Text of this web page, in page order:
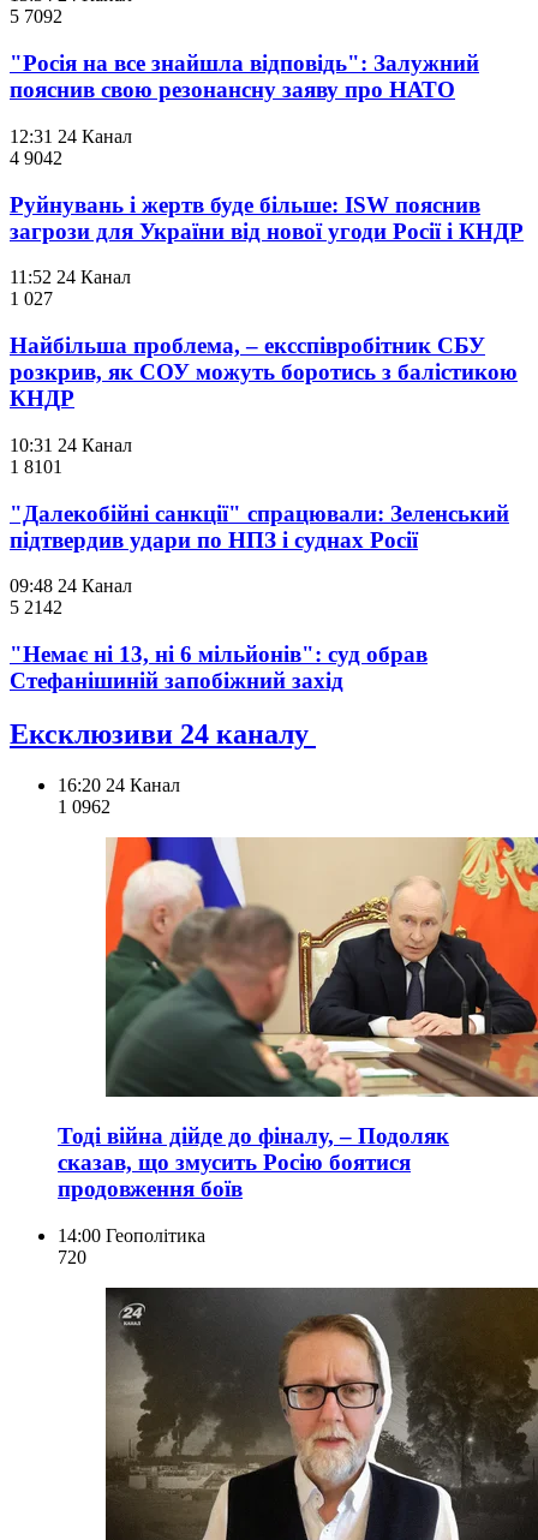
5 7092
"Росія на все знайшла відповідь": Залужний
пояснив свою резонансну заяву про НАТО
12:31 24 Канал
4 9042
Руйнувань і жертв буде більше: ISW пояснив
загрози для України від нової угоди Росії і КНДР
11:52 24 Канал
1 027
Найбільша проблема, – ексспівробітник СБУ
розкрив, як СОУ можуть боротись з балістикою
КНДР
10:31 24 Канал
1 8101
"Далекобійні санкції" спрацювали: Зеленський
підтвердив удари по НПЗ і суднах Росії
09:48 24 Канал
5 2142
"Немає ні 13, ні 6 мільйонів": суд обрав
Стефанішиній запобіжний захід
Ексклюзиви 24 каналу
16:20 24 Канал
1 0962
Тоді війна дійде до фіналу, – Подоляк
сказав, що змусить Росію боятися
продовження боїв
14:00 Геополітика
720